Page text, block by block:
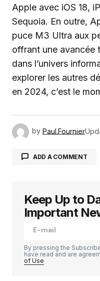
Apple avec iOS 18,
Sequoia. En outre,
puce M3 Ultra aux
offrant une avancée
dans l’univers
explorer les autres
en 2024, c’est le
by Paul.Fournier
ADD A COMMENT
Votre adresse e-
champs
Keep Up to
Important
By pressing the
have read and are
of Use